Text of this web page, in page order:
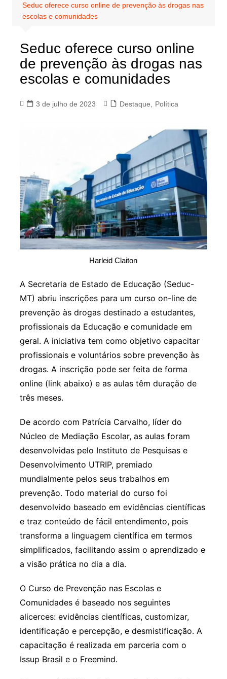
Seduc oferece curso online de prevenção às drogas nas
escolas e comunidades
Seduc oferece curso online
de prevenção às drogas nas
escolas e comunidades
3 de julho de 2023 Destaque Política
Harleid Claiton
A Secretaria de Estado de Educação (Seduc-
MT) abriu inscrições para um curso on-line de
prevenção às drogas destinado a estudantes,
profissionais da Educação e comunidade em
geral. A iniciativa tem como objetivo capacitar
profissionais e voluntários sobre prevenção às
drogas. A inscrição pode ser feita de forma
online (link abaixo) e as aulas têm duração de
três meses.
De acordo com Patrícia Carvalho, líder do
Núcleo de Mediação Escolar, as aulas foram
desenvolvidas pelo Instituto de Pesquisas e
Desenvolvimento UTRIP, premiado
mundialmente pelos seus trabalhos em
prevenção. Todo material do curso foi
desenvolvido baseado em evidências científicas
e traz conteúdo de fácil entendimento, pois
transforma a linguagem científica em termos
simplificados, facilitando assim o aprendizado e
a visão prática no dia a dia.
O Curso de Prevenção nas Escolas e
Comunidades é baseado nos seguintes
alicerces: evidências científicas, customizar,
identificação e percepção, e desmistificação. A
capacitação é realizada em parceria com o
Issup Brasil e o Freemind.